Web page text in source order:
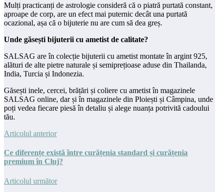
Mulți practicanți de astrologie consideră că o piatră purtată constant,
aproape de corp, are un efect mai puternic decât una purtată
ocazional, așa că o bijuterie nu are cum să dea greș.
Unde găsești bijuterii cu ametist de calitate?
SALSAG are în colecție bijuterii cu ametist montate în argint 925,
alături de alte pietre naturale și semiprețioase aduse din Thailanda,
India, Turcia și Indonezia.
Găsești inele, cercei, brățări și coliere cu ametist în magazinele
SALSAG online, dar și în magazinele din Ploiești și Câmpina, unde
poți vedea fiecare piesă în detaliu și alege nuanța potrivită cadoului
tău.
Articolul anterior
Ce diferențe există între curățenia standard și curățenia
premium în Cluj?
Articolul următor